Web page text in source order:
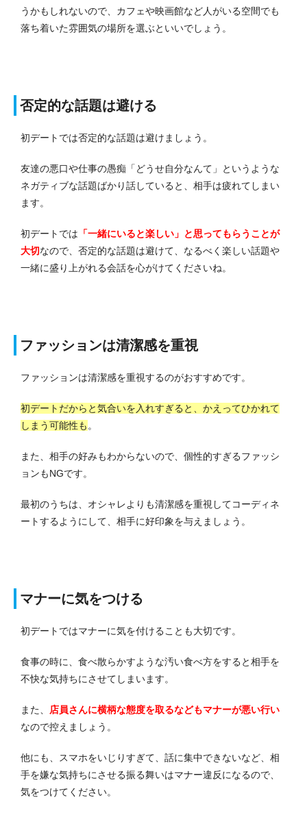
うかもしれないので、カフェや映画館など人がいる空間でも
落ち着いた雰囲気の場所を選ぶといいでしょう。
否定的な話題は避ける
初デートでは否定的な話題は避けましょう。
友達の悪口や仕事の愚痴「どうせ自分なんて」というような
ネガティブな話題ばかり話していると、相手は疲れてしまい
ます。
初デートでは 「一緒にいると楽しい」と思ってもらうことが
大切なので、否定的な話題は避けて、なるべく楽しい話題や
一緒に盛り上がれる会話を心がけてくださいね。
ファッションは清潔感を重視
ファッションは清潔感を重視するのがおすすめです。
初デートだからと気合いを入れすぎると、かえってひかれて
しまう可能性も 。
また、相手の好みもわからないので、個性的すぎるファッシ
ョンもNGです。
最初のうちは、オシャレよりも清潔感を重視してコーディネ
ートするようにして、相手に好印象を与えましょう。
マナーに気をつける
初デートではマナーに気を付けることも大切です。
食事の時に、食べ散らかすような汚い食べ方をすると相手を
不快な気持ちにさせてしまいます。
また、
店員さんに横柄な態度を取るなどもマナーが悪い行い
なので控えましょう。
他にも、スマホをいじりすぎて、話に集中できないなど、相
手を嫌な気持ちにさせる振る舞いはマナー違反になるので、
気をつけてください。